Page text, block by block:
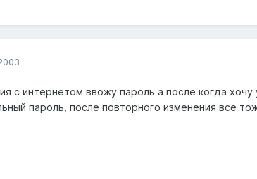
с интернетом ввожу пароль а после когда
пароль, после повторного изменения все